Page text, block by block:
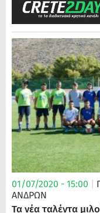
01/07/2020 - 15:00
ΑΝΔΡΏΝ
Τα νέα ταλέντα